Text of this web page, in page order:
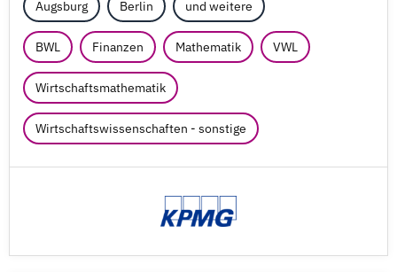
Augsburg Berlin und weitere
BWL Finanzen Mathematik VWL
Wirtschaftsmathematik
Wirtschaftswissenschaften - sonstige